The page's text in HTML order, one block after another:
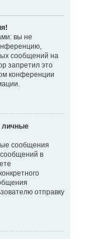
вы не
сообщений на
запретил это
конференции
личные
сообщения
в
отправку